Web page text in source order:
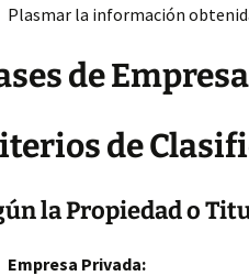
Plasmar la información
de
de
la Propiedad o
Empresa Privada: